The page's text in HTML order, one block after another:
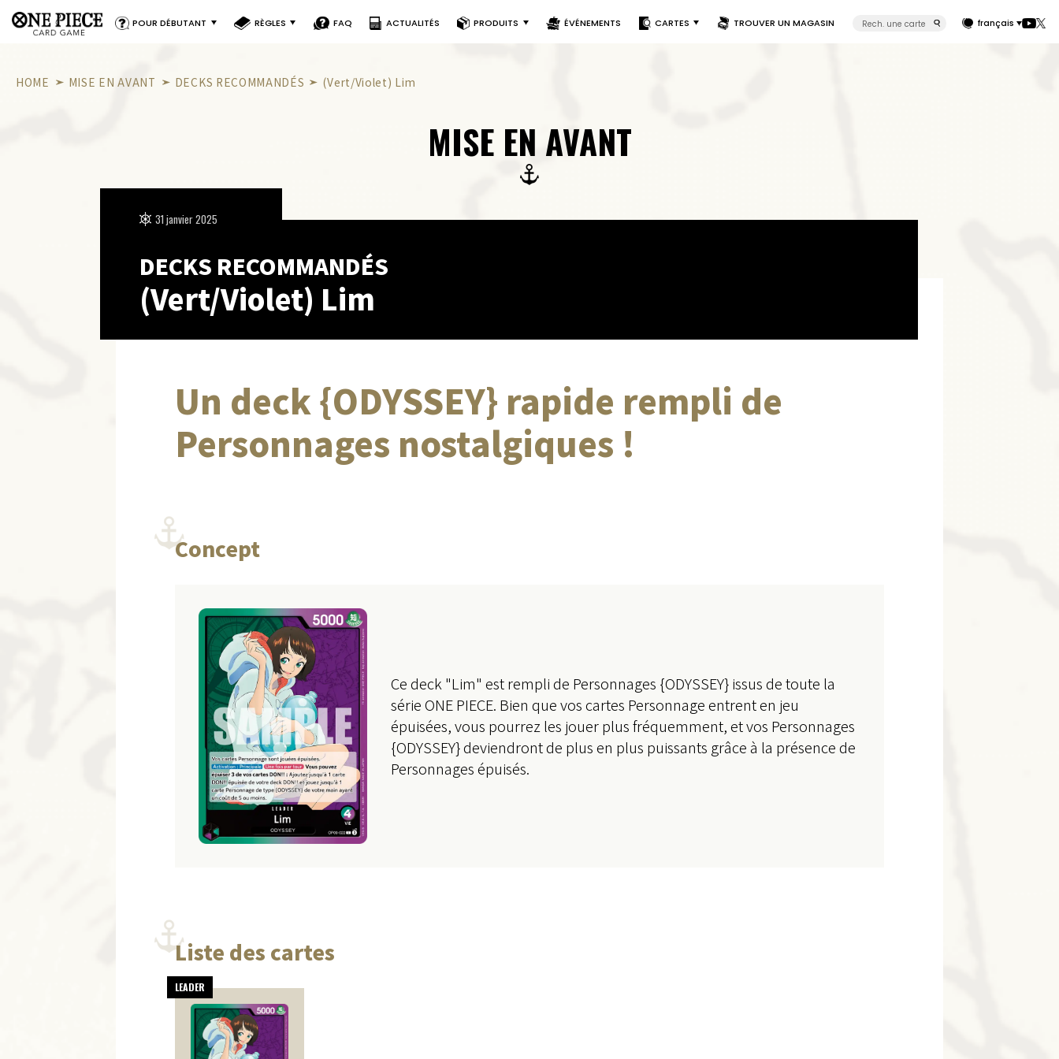
POUR DÉBUTANT RÈGLES FAQ ACTUALITÉS PRODUITS ÉVÉNEMENTS CARTES TROUVER UN MAGASIN français
HOME MISE EN AVANT DECKS RECOMMANDÉS (Vert/Violet) Lim
MISE EN AVANT
DECKS RECOMMANDÉS
(Vert/Violet) Lim
31 janvier 2025
Un deck {ODYSSEY} rapide rempli de
Personnages nostalgiques !
Concept
Ce deck "Lim" est rempli de Personnages {ODYSSEY} issus de toute la
série ONE PIECE. Bien que vos cartes Personnage entrent en jeu
épuisées, vous pourrez les jouer plus fréquemment, et vos Personnages
{ODYSSEY} deviendront de plus en plus puissants grâce à la présence de
Personnages épuisés.
Liste des cartes